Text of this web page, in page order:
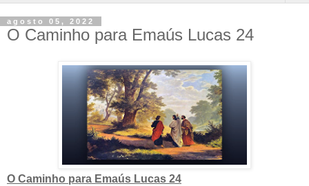
agosto 05, 2022
O Caminho para Emaús Lucas 24
O Caminho para Emaús Lucas 24